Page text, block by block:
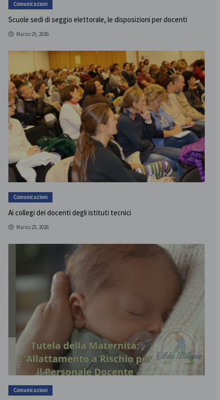
Comunicazioni
Scuole sedi di seggio elettorale, le disposizioni per docenti
Marzo 25, 2026
Comunicazioni
Ai collegi dei docenti degli istituti tecnici
Marzo 25, 2026
Comunicazioni